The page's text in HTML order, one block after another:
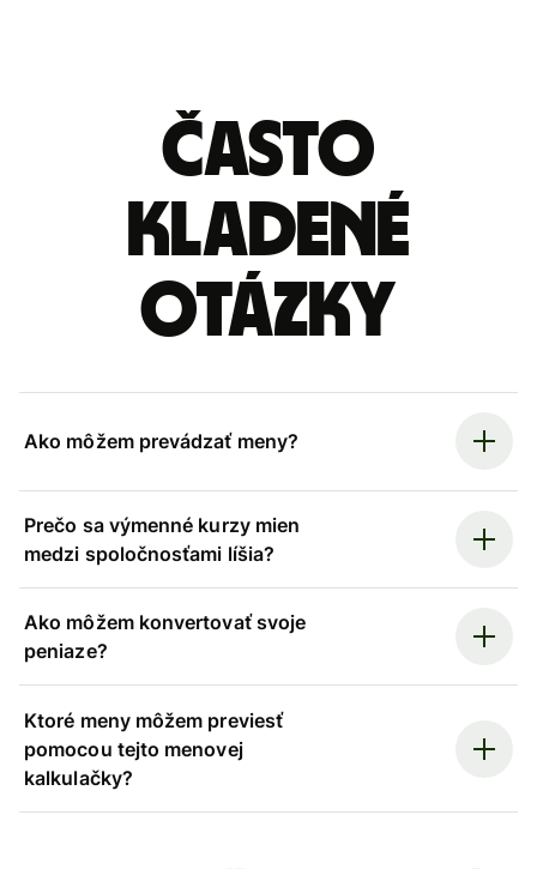
Často
kladené
otázky
Ako môžem prevádzať meny?
Prečo sa výmenné kurzy mien
medzi spoločnosťami líšia?
Ako môžem konvertovať svoje
peniaze?
Ktoré meny môžem previesť
pomocou tejto menovej
kalkulačky?